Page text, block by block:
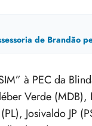
de Brandão
à PEC da
Verde
Josivaldo JP